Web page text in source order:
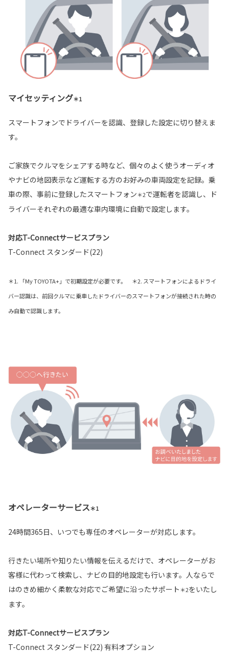
マイセッティング＊1
スマートフォンでドライバーを認識、登録した設定に切り替えま
す。
ご家族でクルマをシェアする時など、個々のよく使うオーディオ
やナビの地図表示など運転する方のお好みの車両設定を記録。乗
車の際、事前に登録したスマートフォン＊2で運転者を認識し、ド
ライバーそれぞれの最適な車内環境に自動で設定します。
対応T-Connectサービスプラン
T-Connect スタンダード(22)
＊1. 「My TOYOTA+」で初期設定が必要です。 ＊2. スマートフォンによるドライ
バー認識は、前回クルマに乗車したドライバーのスマートフォンが接続された時の
み自動で認識します。
オペレーターサービス＊1
24時間365日、いつでも専任のオペレーターが対応します。
行きたい場所や知りたい情報を伝えるだけで、オペレーターがお
客様に代わって検索し、ナビの目的地設定も行います。人ならで
はのきめ細かく柔軟な対応でご希望に沿ったサポート ＊2をいたし
ます。
対応T-Connectサービスプラン
T-Connect スタンダード(22) 有料オプション